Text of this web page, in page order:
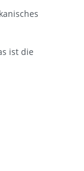
ist die